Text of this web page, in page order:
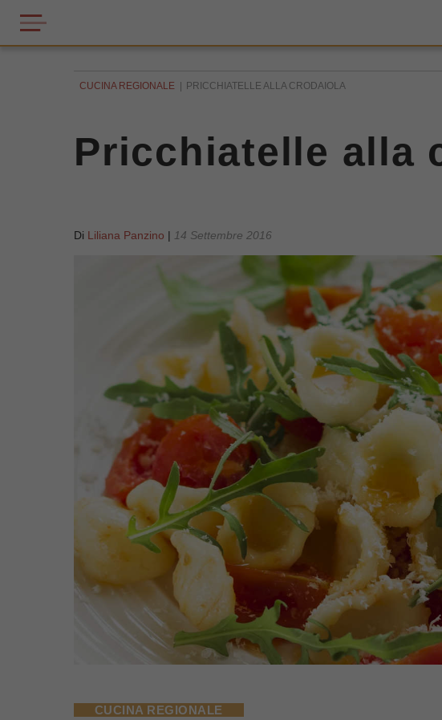
CUCINA REGIONALE PRICCHIATELLE ALLA CRODAIOLA
Pricchiatelle alla
Di Liliana Panzino | 14 Settembre 2016
CUCINA REGIONALE